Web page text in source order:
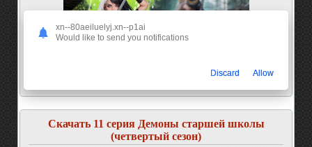
Скачать 11 серия Демоны старшей школы
(четвертый сезон)
xn--80aeiluelyj.xn--p1ai
Would like to send you notifications
Discard Allow